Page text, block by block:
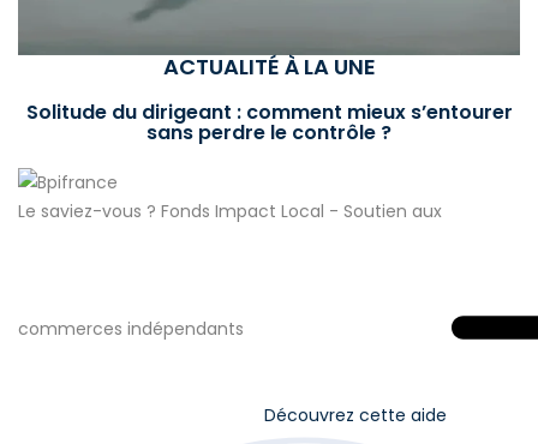
ACTUALITÉ À LA UNE
Solitude du dirigeant : comment mieux s’entourer
sans perdre le contrôle ?
Le saviez-vous ? Fonds Impact Local - Soutien aux
commerces indépendants
Découvrez cette aide